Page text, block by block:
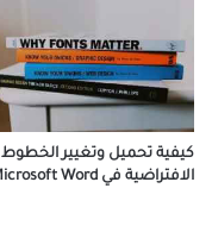
كيفية تحميل وتغيير الخطوط
الافتراضية في Microsoft Word